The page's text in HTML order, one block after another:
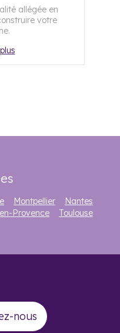
allégée en
votre
Montpellier
Nantes
Provence Toulouse
nous